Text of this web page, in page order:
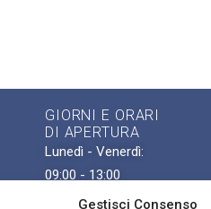
Gestisci Consenso
GIORNI E ORARI
DI APERTURA
Lunedì - Venerdì:
09:00 - 13:00